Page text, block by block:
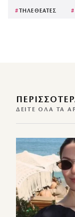
# ΤΗΛΕΘΕΑΤΕΣ #
ΔΕΊΤΕ ΌΛΑ ΤΑ